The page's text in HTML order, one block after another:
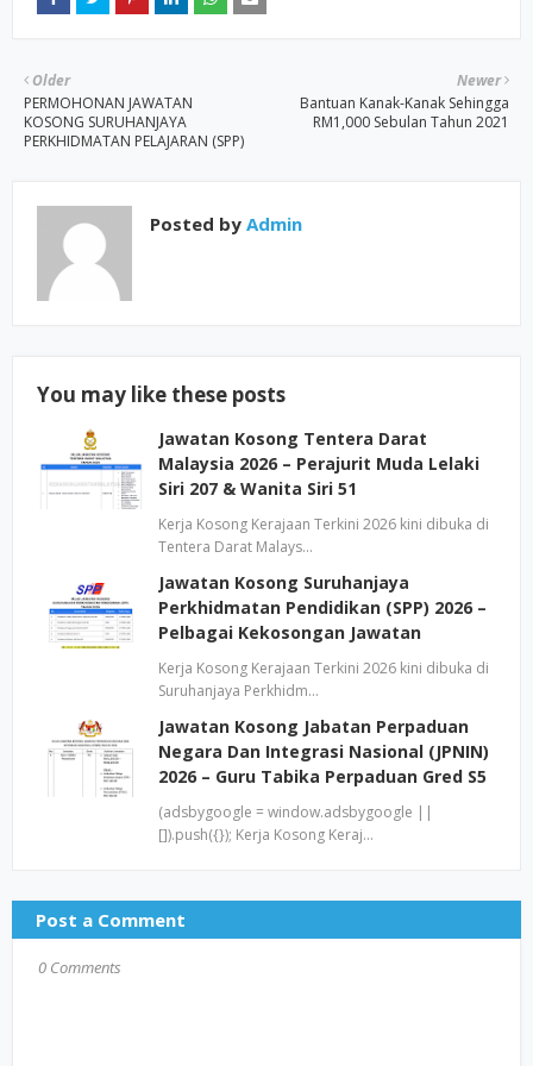
Newer
Bantuan Kanak-Kanak Sehingga
RM1,000 Sebulan Tahun 2021
Older
PERMOHONAN JAWATAN
KOSONG SURUHANJAYA
PERKHIDMATAN PELAJARAN (SPP)
Posted by Admin
You may like these posts
Jawatan Kosong Tentera Darat
Malaysia 2026 – Perajurit Muda Lelaki
Siri 207 & Wanita Siri 51
Kerja Kosong Kerajaan Terkini 2026 kini dibuka di
Tentera Darat Malays…
Jawatan Kosong Suruhanjaya
Perkhidmatan Pendidikan (SPP) 2026 –
Pelbagai Kekosongan Jawatan
Kerja Kosong Kerajaan Terkini 2026 kini dibuka di
Suruhanjaya Perkhidm…
Jawatan Kosong Jabatan Perpaduan
Negara Dan Integrasi Nasional (JPNIN)
2026 – Guru Tabika Perpaduan Gred S5
(adsbygoogle = window.adsbygoogle ||
[]).push({}); Kerja Kosong Keraj…
Post a Comment
0 Comments